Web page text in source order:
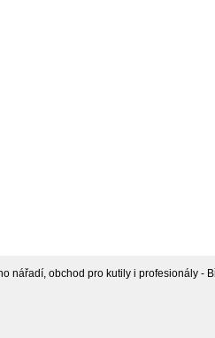
nářadí, obchod pro kutily i profesionály -